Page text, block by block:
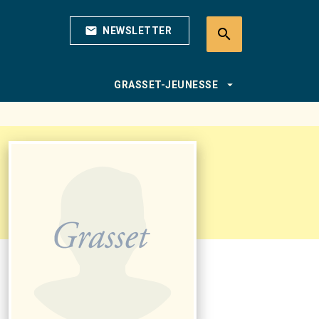
mail NEWSLETTER search
GRASSET-JEUNESSE arrow_drop_down